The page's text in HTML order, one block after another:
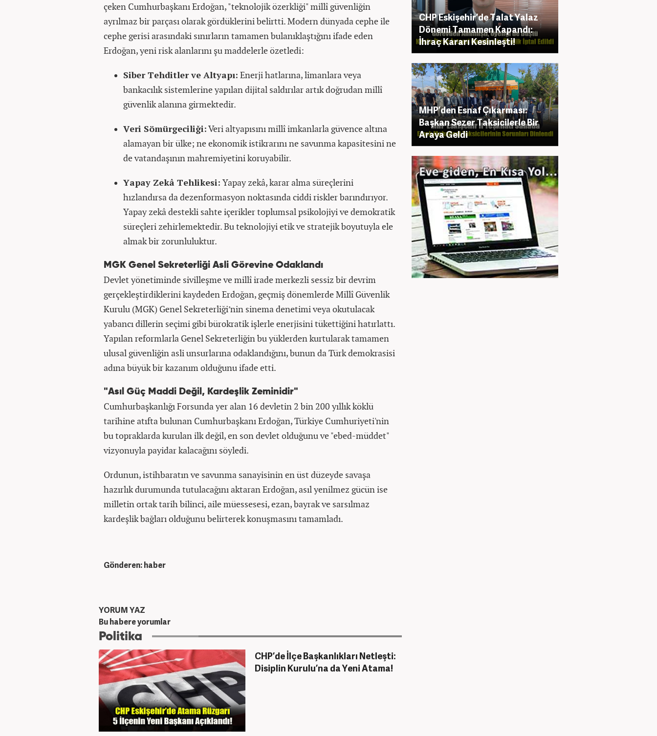
çeken Cumhurbaşkanı Erdoğan, "teknolojik özerkliği" millî güvenliğin
ayrılmaz bir parçası olarak gördüklerini belirtti. Modern dünyada cephe ile
cephe gerisi arasındaki sınırların tamamen bulanıklaştığını ifade eden
Erdoğan, yeni risk alanlarını şu maddelerle özetledi:
Siber Tehditler ve Altyapı: Enerji hatlarına, limanlara veya
bankacılık sistemlerine yapılan dijital saldırılar artık doğrudan millî
güvenlik alanına girmektedir.
Veri Sömürgeciliği:Veri altyapısını millî imkanlarla güvence altına
alamayan bir ülke; ne ekonomik istikrarını ne savunma kapasitesini ne
de vatandaşının mahremiyetini koruyabilir.
Yapay Zekâ Tehlikesi: Yapay zekâ, karar alma süreçlerini
hızlandırsa da dezenformasyon noktasında ciddi riskler barındırıyor.
Yapay zekâ destekli sahte içerikler toplumsal psikolojiyi ve demokratik
süreçleri zehirlemektedir. Bu teknolojiyi etik ve stratejik boyutuyla ele
almak bir zorunluluktur.
MGK Genel Sekreterliği Asli Görevine Odaklandı
Devlet yönetiminde sivilleşme ve millî irade merkezli sessiz bir devrim
gerçekleştirdiklerini kaydeden Erdoğan, geçmiş dönemlerde Millî Güvenlik
Kurulu (MGK) Genel Sekreterliği’nin sinema denetimi veya okutulacak
yabancı dillerin seçimi gibi bürokratik işlerle enerjisini tükettiğini hatırlattı.
Yapılan reformlarla Genel Sekreterliğin bu yüklerden kurtularak tamamen
ulusal güvenliğin asli unsurlarına odaklandığını, bunun da Türk demokrasisi
adına büyük bir kazanım olduğunu ifade etti.
"Asıl Güç Maddi Değil, Kardeşlik Zeminidir"
Cumhurbaşkanlığı Forsunda yer alan 16 devletin 2 bin 200 yıllık köklü
tarihine atıfta bulunan Cumhurbaşkanı Erdoğan, Türkiye Cumhuriyeti'nin
bu topraklarda kurulan ilk değil, en son devlet olduğunu ve "ebed-müddet"
vizyonuyla payidar kalacağını söyledi.
Ordunun, istihbaratın ve savunma sanayisinin en üst düzeyde savaşa
hazırlık durumunda tutulacağını aktaran Erdoğan, asıl yenilmez gücün ise
milletin ortak tarih bilinci, aile müessesesi, ezan, bayrak ve sarsılmaz
kardeşlik bağları olduğunu belirterek konuşmasını tamamladı.
Gönderen: haber
YORUM YAZ
Bu habere yorumlar
Politika
CHP’de İlçe Başkanlıkları Netleşti:
Disiplin Kurulu’na da Yeni Atama!
CHP Eskişehir’de Talat Yalaz
Dönemi Tamamen Kapandı:
İhraç Kararı Kesinleşti!
MHP’den Esnaf Çıkarması:
Başkan Sezer Taksicilerle Bir
Araya Geldi